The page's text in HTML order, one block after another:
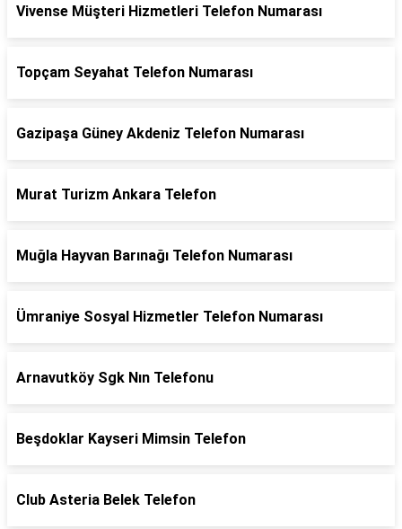
Vivense Müşteri Hizmetleri Telefon Numarası
Topçam Seyahat Telefon Numarası
Gazipaşa Güney Akdeniz Telefon Numarası
Murat Turizm Ankara Telefon
Muğla Hayvan Barınağı Telefon Numarası
Ümraniye Sosyal Hizmetler Telefon Numarası
Arnavutköy Sgk Nın Telefonu
Beşdoklar Kayseri Mimsin Telefon
Club Asteria Belek Telefon